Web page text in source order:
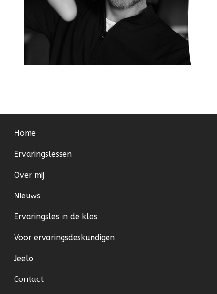
Home
Ervaringslessen
Over mij
Nieuws
Ervaringsles in de klas
Voor ervaringsdeskundigen
Jeelo
Contact